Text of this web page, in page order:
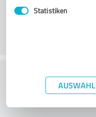
Statistiken
What do